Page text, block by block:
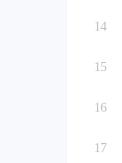
14
15
16
17